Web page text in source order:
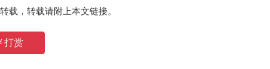
载，转载请附上本文链接。
打赏